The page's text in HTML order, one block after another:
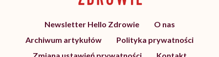
Newsletter Hello Zdrowie
O nas
Archiwum artykułów
Polityka prywatności